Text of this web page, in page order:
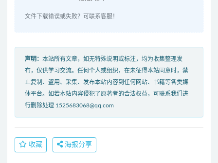
文件下载错误或失败？可联系客服！
声明： 本站所有文章，如无特殊说明或标注，均为收集整理发
布，仅供学习交流。任何个人或组织，在未征得本站同意时，禁
止复制、盗用、采集、发布本站内容到任何网站、书籍等各类媒
体平台。如若本站内容侵犯了原著者的合法权益，可联系我们进
行删除处理 1525683068@qq.com
收藏 海报分享